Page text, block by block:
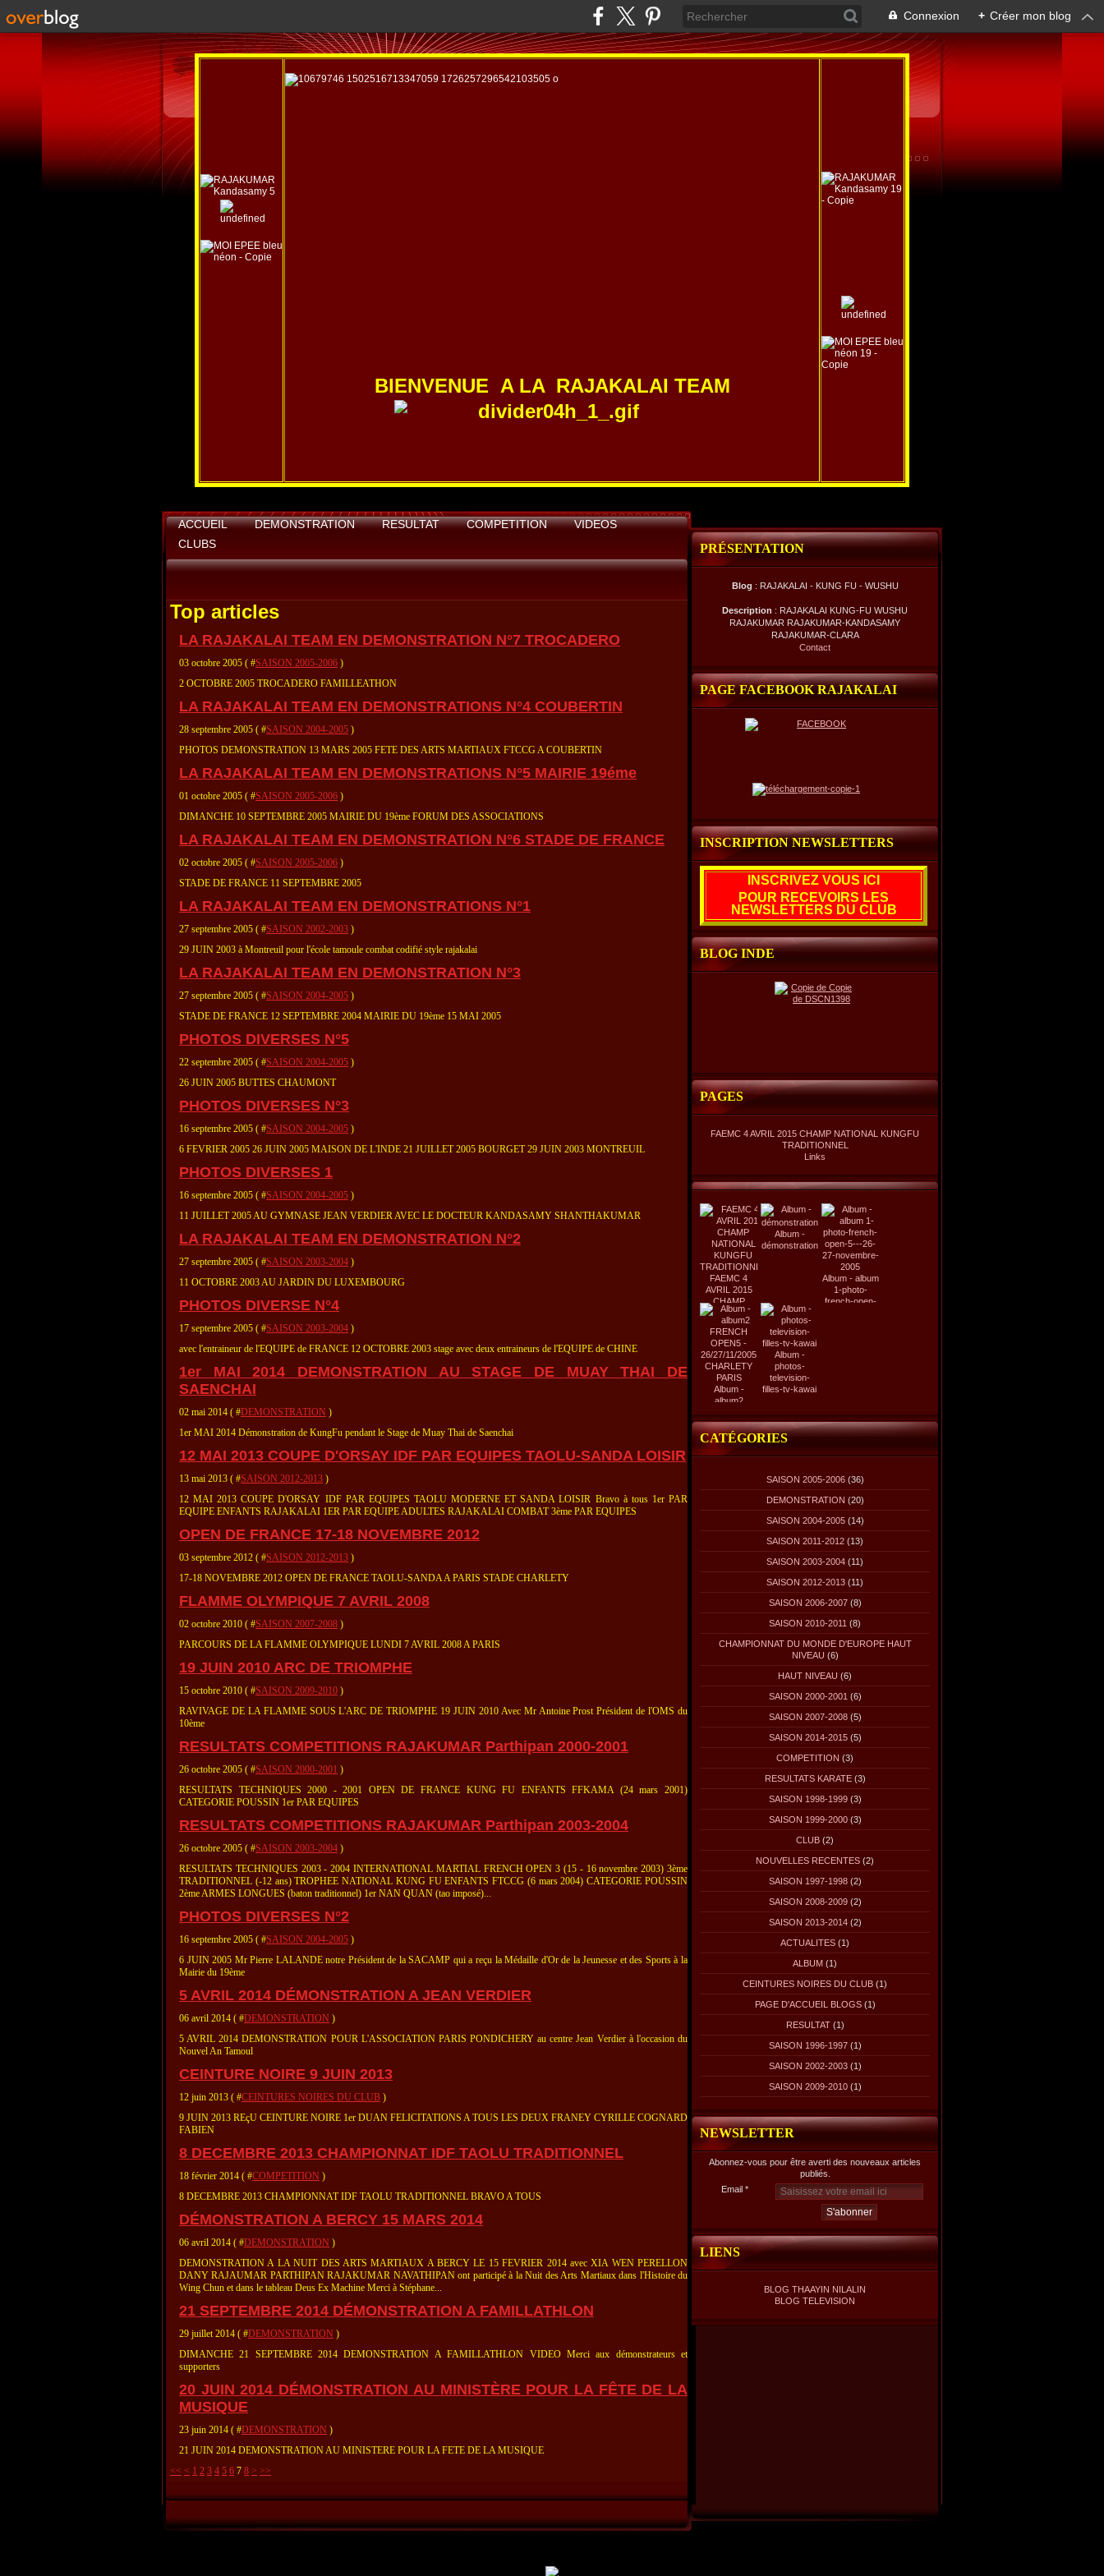
Connexion + Créer mon blog
BIENVENUE A LA RAJAKALAI TEAM
ACCUEIL DEMONSTRATION RESULTAT COMPETITION
VIDEOS
CLUBS
Top articles
LA RAJAKALAI TEAM EN DEMONSTRATION N°7 TROCADERO
03 octobre 2005 ( #SAISON 2005-2006 )
2 OCTOBRE 2005 TROCADERO FAMILLEATHON
LA RAJAKALAI TEAM EN DEMONSTRATIONS N°4 COUBERTIN
28 septembre 2005 ( #SAISON 2004-2005 )
PHOTOS DEMONSTRATION 13 MARS 2005 FETE DES ARTS MARTIAUX FTCCG A COUBERTIN
LA RAJAKALAI TEAM EN DEMONSTRATIONS N°5 MAIRIE 19éme
01 octobre 2005 ( #SAISON 2005-2006 )
DIMANCHE 10 SEPTEMBRE 2005 MAIRIE DU 19ème FORUM DES ASSOCIATIONS
LA RAJAKALAI TEAM EN DEMONSTRATION N°6 STADE DE FRANCE
02 octobre 2005 ( #SAISON 2005-2006 )
STADE DE FRANCE 11 SEPTEMBRE 2005
LA RAJAKALAI TEAM EN DEMONSTRATIONS N°1
27 septembre 2005 ( #SAISON 2002-2003 )
29 JUIN 2003 à Montreuil pour l'école tamoule combat codifié style rajakalai
LA RAJAKALAI TEAM EN DEMONSTRATION N°3
27 septembre 2005 ( #SAISON 2004-2005 )
STADE DE FRANCE 12 SEPTEMBRE 2004 MAIRIE DU 19ème 15 MAI 2005
PHOTOS DIVERSES N°5
22 septembre 2005 ( #SAISON 2004-2005 )
26 JUIN 2005 BUTTES CHAUMONT
PHOTOS DIVERSES N°3
16 septembre 2005 ( #SAISON 2004-2005 )
6 FEVRIER 2005 26 JUIN 2005 MAISON DE L'INDE 21 JUILLET 2005 BOURGET 29 JUIN 2003 MONTREUIL
PHOTOS DIVERSES 1
16 septembre 2005 ( #SAISON 2004-2005 )
11 JUILLET 2005 AU GYMNASE JEAN VERDIER AVEC LE DOCTEUR KANDASAMY SHANTHAKUMAR
LA RAJAKALAI TEAM EN DEMONSTRATION N°2
27 septembre 2005 ( #SAISON 2003-2004 )
11 OCTOBRE 2003 AU JARDIN DU LUXEMBOURG
PHOTOS DIVERSE N°4
17 septembre 2005 ( #SAISON 2003-2004 )
avec l'entraineur de l'EQUIPE de FRANCE 12 OCTOBRE 2003 stage avec deux entraineurs de l'EQUIPE de CHINE
1er MAI 2014 DEMONSTRATION AU STAGE DE MUAY THAI DE
SAENCHAI
02 mai 2014 ( #DEMONSTRATION )
1er MAI 2014 Démonstration de KungFu pendant le Stage de Muay Thai de Saenchai
12 MAI 2013 COUPE D'ORSAY IDF PAR EQUIPES TAOLU-SANDA LOISIR
13 mai 2013 ( #SAISON 2012-2013 )
12 MAI 2013 COUPE D'ORSAY IDF PAR EQUIPES TAOLU MODERNE ET SANDA LOISIR Bravo à tous 1er PAR
EQUIPE ENFANTS RAJAKALAI 1ER PAR EQUIPE ADULTES RAJAKALAI COMBAT 3ème PAR EQUIPES
OPEN DE FRANCE 17-18 NOVEMBRE 2012
03 septembre 2012 ( #SAISON 2012-2013 )
17-18 NOVEMBRE 2012 OPEN DE FRANCE TAOLU-SANDA A PARIS STADE CHARLETY
FLAMME OLYMPIQUE 7 AVRIL 2008
02 octobre 2010 ( #SAISON 2007-2008 )
PARCOURS DE LA FLAMME OLYMPIQUE LUNDI 7 AVRIL 2008 A PARIS
19 JUIN 2010 ARC DE TRIOMPHE
15 octobre 2010 ( #SAISON 2009-2010 )
RAVIVAGE DE LA FLAMME SOUS L'ARC DE TRIOMPHE 19 JUIN 2010 Avec Mr Antoine Prost Président de l'OMS du
10ème
RESULTATS COMPETITIONS RAJAKUMAR Parthipan 2000-2001
26 octobre 2005 ( #SAISON 2000-2001 )
RESULTATS TECHNIQUES 2000 - 2001 OPEN DE FRANCE KUNG FU ENFANTS FFKAMA (24 mars 2001)
CATEGORIE POUSSIN 1er PAR EQUIPES
RESULTATS COMPETITIONS RAJAKUMAR Parthipan 2003-2004
26 octobre 2005 ( #SAISON 2003-2004 )
RESULTATS TECHNIQUES 2003 - 2004 INTERNATIONAL MARTIAL FRENCH OPEN 3 (15 - 16 novembre 2003) 3ème
TRADITIONNEL (-12 ans) TROPHEE NATIONAL KUNG FU ENFANTS FTCCG (6 mars 2004) CATEGORIE POUSSIN
2ème ARMES LONGUES (baton traditionnel) 1er NAN QUAN (tao imposé)...
PHOTOS DIVERSES N°2
16 septembre 2005 ( #SAISON 2004-2005 )
6 JUIN 2005 Mr Pierre LALANDE notre Président de la SACAMP qui a reçu la Médaille d'Or de la Jeunesse et des Sports à la
Mairie du 19ème
5 AVRIL 2014 DÉMONSTRATION A JEAN VERDIER
06 avril 2014 ( #DEMONSTRATION )
5 AVRIL 2014 DEMONSTRATION POUR L'ASSOCIATION PARIS PONDICHERY au centre Jean Verdier à l'occasion du
Nouvel An Tamoul
CEINTURE NOIRE 9 JUIN 2013
12 juin 2013 ( #CEINTURES NOIRES DU CLUB )
9 JUIN 2013 REçU CEINTURE NOIRE 1er DUAN FELICITATIONS A TOUS LES DEUX FRANEY CYRILLE COGNARD
FABIEN
8 DECEMBRE 2013 CHAMPIONNAT IDF TAOLU TRADITIONNEL
18 février 2014 ( #COMPETITION )
8 DECEMBRE 2013 CHAMPIONNAT IDF TAOLU TRADITIONNEL BRAVO A TOUS
DÉMONSTRATION A BERCY 15 MARS 2014
06 avril 2014 ( #DEMONSTRATION )
DEMONSTRATION A LA NUIT DES ARTS MARTIAUX A BERCY LE 15 FEVRIER 2014 avec XIA WEN PERELLON
DANY RAJAUMAR PARTHIPAN RAJAKUMAR NAVATHIPAN ont participé à la Nuit des Arts Martiaux dans l'Histoire du
Wing Chun et dans le tableau Deus Ex Machine Merci à Stéphane...
21 SEPTEMBRE 2014 DÉMONSTRATION A FAMILLATHLON
29 juillet 2014 ( #DEMONSTRATION )
DIMANCHE 21 SEPTEMBRE 2014 DEMONSTRATION A FAMILLATHLON VIDEO Merci aux démonstrateurs et
supporters
20 JUIN 2014 DÉMONSTRATION AU MINISTÈRE POUR LA FÊTE DE LA
MUSIQUE
23 juin 2014 ( #DEMONSTRATION )
21 JUIN 2014 DEMONSTRATION AU MINISTERE POUR LA FETE DE LA MUSIQUE
<< < 1 2 3 4 5 6 7 8 > >>
PRÉSENTATION
Blog : RAJAKALAI - KUNG FU - WUSHU
Description : RAJAKALAI KUNG-FU WUSHU
RAJAKUMAR RAJAKUMAR-KANDASAMY
RAJAKUMAR-CLARA
Contact
PAGE FACEBOOK RAJAKALAI
INSCRIPTION NEWSLETTERS
INSCRIVEZ VOUS ICI
POUR RECEVOIRS LES
NEWSLETTERS DU CLUB
BLOG INDE
PAGES
FAEMC 4 AVRIL 2015 CHAMP NATIONAL KUNGFU
TRADITIONNEL
Links
FAEMC 4
AVRIL 2015
CHAMP
NATIONAL
KUNGFU
TRADITIONNEL
Album -
démonstration
Album - album
1-photo-
french-open-
Album -
album2
OPEN5 -
26/27/11/2005
CHARLETY
PARIS
Album -
photos-
television-
filles-tv-kawai
CATÉGORIES
SAISON 2005-2006(36)
DEMONSTRATION (20)
SAISON 2004-2005(14)
SAISON 2011-2012 (13)
SAISON 2003-2004 (11)
SAISON 2012-2013 (11)
SAISON 2006-2007(8)
SAISON 2010-2011 (8)
CHAMPIONNAT DU MONDE D'EUROPE HAUT
NIVEAU (6)
HAUT NIVEAU (6)
SAISON 2000-2001 (6)
SAISON 2007-2008(5)
SAISON 2014-2015(5)
COMPETITION (3)
RESULTATS KARATE(3)
SAISON 1998-1999(3)
SAISON 1999-2000(3)
CLUB (2)
NOUVELLES RECENTES (2)
SAISON 1997-1998(2)
SAISON 2008-2009(2)
SAISON 2013-2014(2)
ACTUALITES (1)
ALBUM (1)
CEINTURES NOIRES DU CLUB (1)
PAGE D'ACCUEIL BLOGS(1)
RESULTAT(1)
SAISON 1996-1997(1)
SAISON 2002-2003(1)
SAISON 2009-2010(1)
NEWSLETTER
Abonnez-vous pour être averti des nouveaux articles
publiés.
Email
LIENS
BLOG THAAYIN NILALIN
BLOG TELEVISION